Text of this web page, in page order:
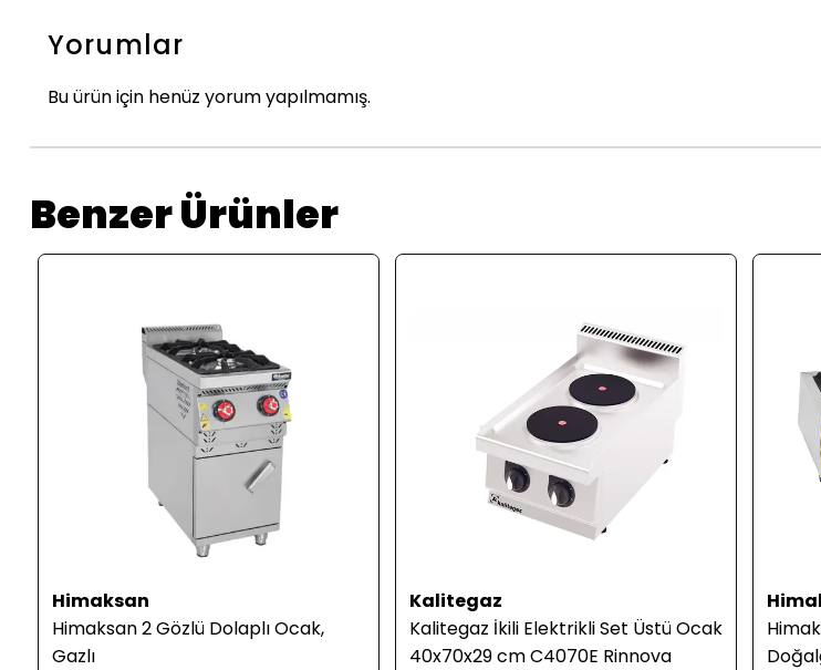
Yorumlar
Bu ürün için henüz yorum yapılmamış.
Benzer Ürünler
Himaksan
Himaksan 2 Gözlü Dolaplı Ocak,
Gazlı
Kalitegaz
Kalitegaz İkili Elektrikli Set Üstü Ocak
40x70x29 cm C4070E Rinnova